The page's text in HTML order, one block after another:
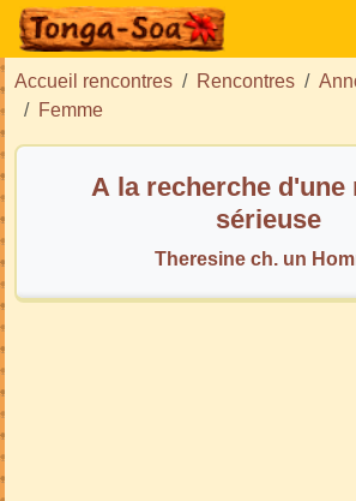
Accueil rencontres Rencontres
Femme
A la recherche d'une
sérieuse
Theresine ch. un